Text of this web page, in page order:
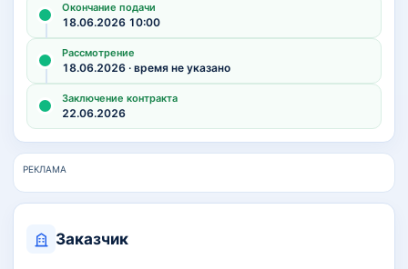
Окончание подачи
18.06.2026 10:00
Рассмотрение
18.06.2026 · время не указано
Заключение контракта
22.06.2026
РЕКЛАМА
Заказчик